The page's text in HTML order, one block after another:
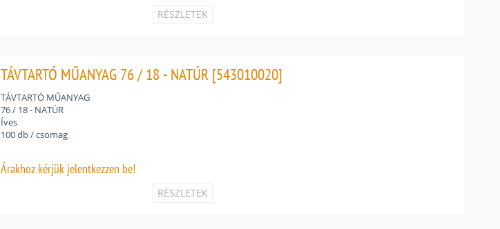
RÉSZLETEK
TÁVTARTÓ MŰANYAG 76 / 18 - NATÚR [543010020]
TÁVTARTÓ MŰANYAG
76 / 18 - NATÚR
Íves
100 db / csomag
Árakhoz kérjük jelentkezzen be!
RÉSZLETEK